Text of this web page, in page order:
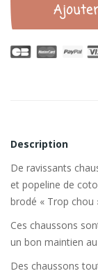
Description
De ravissants
et popeline de
brodé « Trop chou
Ces chaussons
un bon maintien
Des chaussons